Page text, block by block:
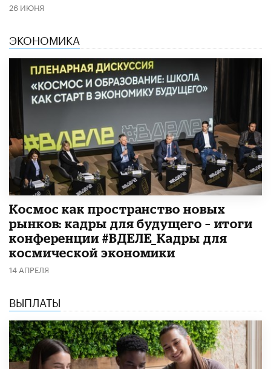
26 ИЮНЯ
ЭКОНОМИКА
Космос как пространство новых
рынков: кадры для будущего – итоги
конференции #ВДЕЛЕ_Кадры для
космической экономики
14 АПРЕЛЯ
ВЫПЛАТЫ